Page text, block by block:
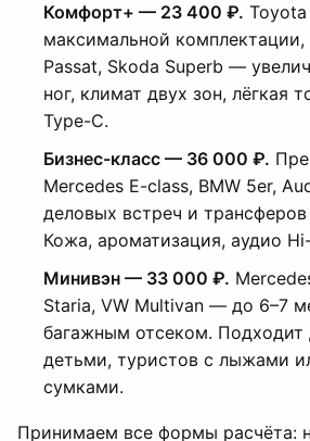
Комфорт+ — 23 400 ₽.
максимальной комплектации,
Passat, Skoda Superb —
ног, климат двух зон, лёгкая
Type-C.
Бизнес-класс — 36 000 ₽.
Mercedes E-class, BMW 5er,
деловых встреч и трансферов
Кожа, ароматизация, аудио
Минивэн — 33 000 ₽.
Staria, VW Multivan — до 6–7
багажным отсеком. Подходит
детьми, туристов с лыжами
сумками.
Принимаем все формы расчёта: